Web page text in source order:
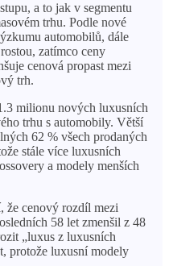
a to jak v segmentu
trhu. Podle nové
automobilů, dále
zatímco ceny
cenová propast mezi
trh.
milionu nových luxusních
trhu s automobily. Větší
62 % všech prodaných
stále více luxusních
a modely menších
že cenový rozdíl mezi
58 let zmenšil z 48
„luxus z luxusních
protože luxusní modely